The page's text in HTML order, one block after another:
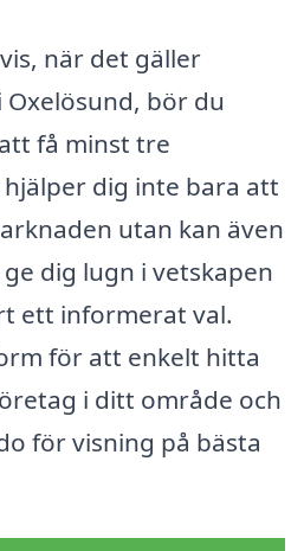
när det gäller
bör du
få minst tre
dig inte bara att
utan kan även
dig lugn i vetskapen
ett informerat val.
för att enkelt hitta
i ditt område och
för visning på bästa